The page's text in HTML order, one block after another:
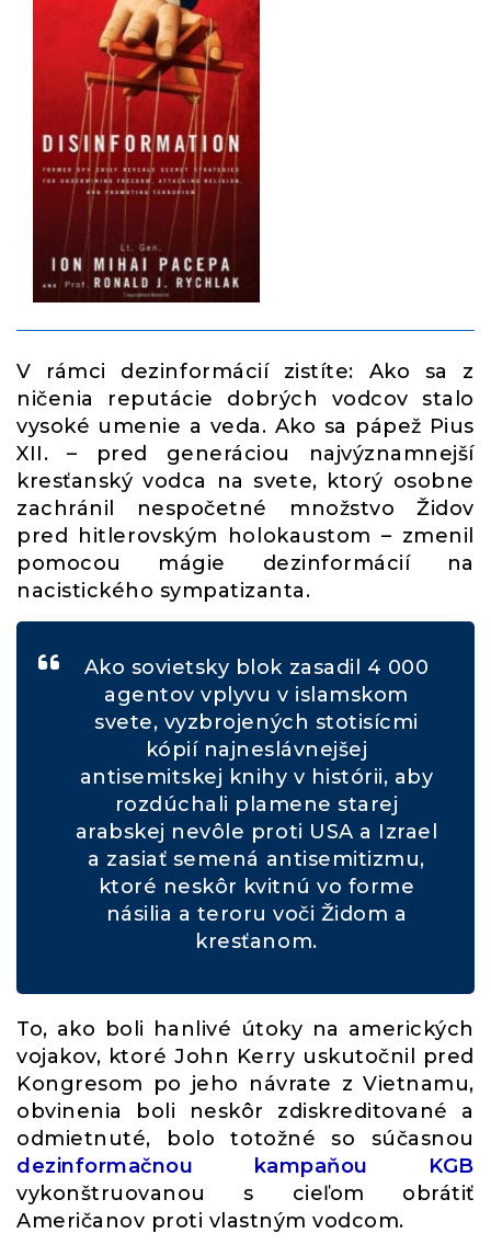
V rámci dezinformácií zistíte: Ako sa z
ničenia reputácie dobrých vodcov stalo
vysoké umenie a veda. Ako sa pápež Pius
XII. – pred generáciou najvýznamnejší
kresťanský vodca na svete, ktorý osobne
zachránil nespočetné množstvo Židov
pred hitlerovským holokaustom – zmenil
pomocou mágie dezinformácií na
nacistického sympatizanta.
Ako sovietsky blok zasadil 4 000
agentov vplyvu v islamskom
svete, vyzbrojených stotisícmi
kópií najneslávnejšej
antisemitskej knihy v histórii, aby
rozdúchali plamene starej
arabskej nevôle proti USA a Izrael
a zasiať semená antisemitizmu,
ktoré neskôr kvitnú vo forme
násilia a teroru voči Židom a
kresťanom.
To, ako boli hanlivé útoky na amerických
vojakov, ktoré John Kerry uskutočnil pred
Kongresom po jeho návrate z Vietnamu,
obvinenia boli neskôr zdiskreditované a
odmietnuté, bolo totožné so súčasnou
dezinformačnou kampaňou KGB
vykonštruovanou s cieľom obrátiť
Američanov proti vlastným vodcom.